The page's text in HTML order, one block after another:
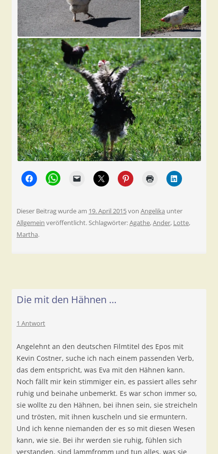
Dieser Beitrag wurde am 19. April 2015von Angelika unter
Allgemein veröffentlicht. Schlagwörter:Agathe,Ander, Lotte,
Martha.
Die mit den Hähnen …
1 Antwort
Angelehnt an den deutschen Filmtitel des Epos mit
Kevin Costner, suche ich nach einem passenden Verb,
das dem entspricht, was Eva mit den Hähnen kann.
Noch fällt mir kein stimmiger ein, es passiert alles sehr
ruhig und beinahe unbemerkt. Es war schon immer so,
sie wollte zu den Hähnen, bei ihnen sein, sie streicheln
und trösten, mit ihnen kuscheln und sie ermuntern.
Und ich kenne niemanden der es so mit diesen Wesen
kann, wie sie. Bei ihr werden sie ruhig, fühlen sich
verstanden, sind lammfromm und tun alles, was sie